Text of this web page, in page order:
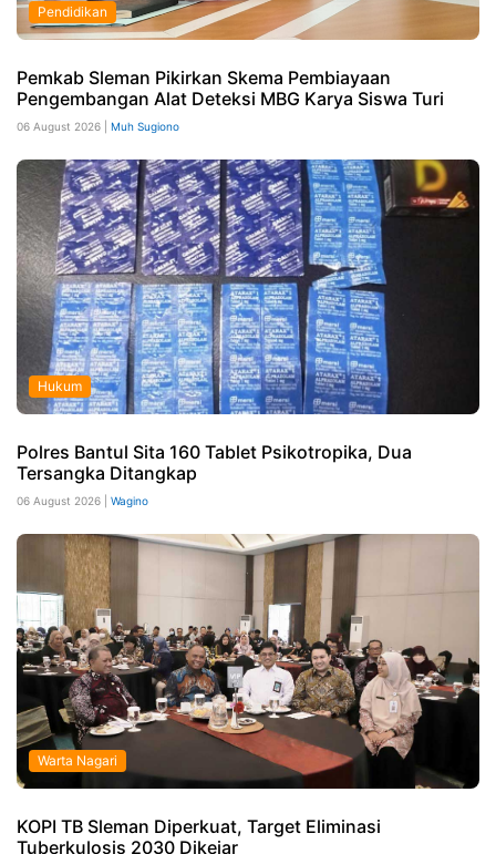
Pendidikan
Pemkab Sleman Pikirkan Skema Pembiayaan
Pengembangan Alat Deteksi MBG Karya Siswa Turi
06 August 2026 | Muh Sugiono
Hukum
Polres Bantul Sita 160 Tablet Psikotropika, Dua
Tersangka Ditangkap
06 August 2026 | Wagino
Warta Nagari
KOPI TB Sleman Diperkuat, Target Eliminasi
Tuberkulosis 2030 Dikejar